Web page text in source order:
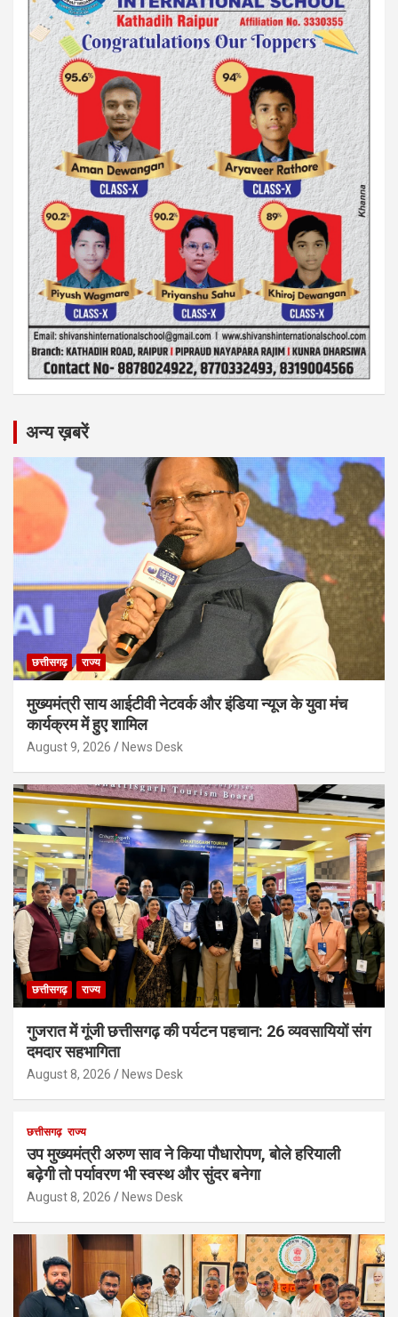
अन्य ख़बरें
छत्तीसगढ़ राज्य
मुख्यमंत्री साय आईटीवी नेटवर्क और इंडिया न्यूज के युवा मंच
कार्यक्रम में हुए शामिल
August 9, 2026 News Desk
छत्तीसगढ़ राज्य
गुजरात में गूंजी छत्तीसगढ़ की पर्यटन पहचान: 26 व्यवसायियों संग
दमदार सहभागिता
August 8, 2026 News Desk
छत्तीसगढ़ राज्य
उप मुख्यमंत्री अरुण साव ने किया पौधारोपण, बोले हरियाली
बढ़ेगी तो पर्यावरण भी स्वस्थ और सुंदर बनेगा
August 8, 2026 News Desk